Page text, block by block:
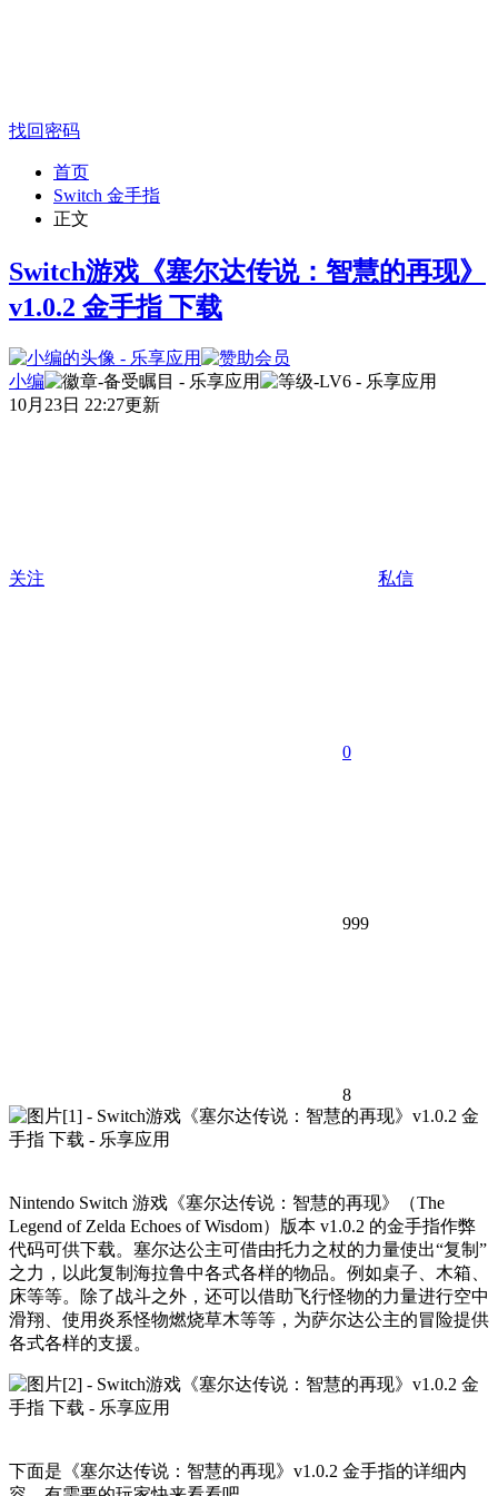
找回密码
首页
Switch 金手指
正文
Switch游戏《塞尔达传说：智慧的再现》
v1.0.2 金手指 下载
小编
10月23日 22:27更新
关注 私信
0
999
8
Nintendo Switch 游戏《塞尔达传说：智慧的再现》（The
Legend of Zelda Echoes of Wisdom）版本 v1.0.2 的金手指作弊
代码可供下载。塞尔达公主可借由托力之杖的力量使出“复制”
之力，以此复制海拉鲁中各式各样的物品。例如桌子、木箱、
床等等。除了战斗之外，还可以借助飞行怪物的力量进行空中
滑翔、使用炎系怪物燃烧草木等等，为萨尔达公主的冒险提供
各式各样的支援。
下面是《塞尔达传说：智慧的再现》v1.0.2 金手指的详细内